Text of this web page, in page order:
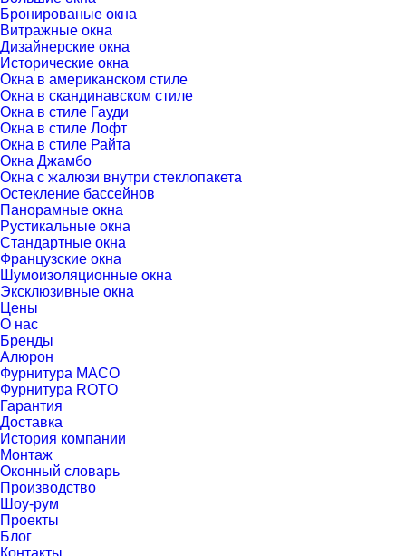
Бронированые окна
Витражные окна
Дизайнерские окна
Исторические окна
Окна в американском стиле
Окна в скандинавском стиле
Окна в стиле Гауди
Окна в стиле Лофт
Окна в стиле Райта
Окна Джамбо
Окна с жалюзи внутри стеклопакета
Остекление бассейнов
Панорамные окна
Рустикальные окна
Стандартные окна
Французские окна
Шумоизоляционные окна
Эксклюзивные окна
Цены
О нас
Бренды
Алюрон
Фурнитура MACO
Фурнитура ROTO
Гарантия
Доставка
История компании
Монтаж
Оконный словарь
Производство
Шоу-рум
Проекты
Блог
Контакты